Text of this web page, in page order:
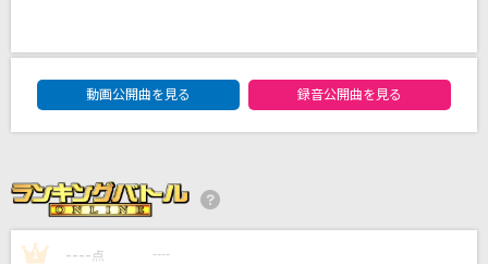
GRANRODEO
憧憬のアーチ (Hokuto Matsumura)
DAM★ともボーカルエントリーランキング
動画公開曲を見る
録音公開曲を見る
1 ---- 点 ----